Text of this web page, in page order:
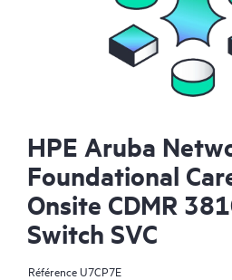
HPE Aruba
Foundational
Onsite CDMR
Switch SVC
RéférenceU7CP7E